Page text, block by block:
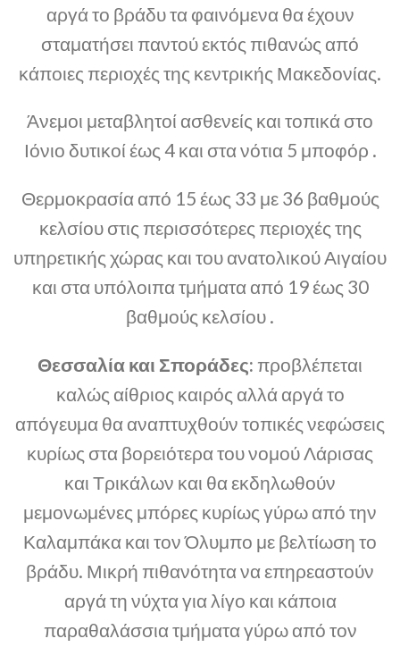
αργά το βράδυ τα φαινόμενα θα έχουν
σταματήσει παντού εκτός πιθανώς από
κάποιες περιοχές της κεντρικής Μακεδονίας.
Άνεμοι μεταβλητοί ασθενείς και τοπικά στο
Ιόνιο δυτικοί έως 4 και στα νότια 5 μποφόρ .
Θερμοκρασία από 15 έως 33 με 36 βαθμούς
κελσίου στις περισσότερες περιοχές της
υπηρετικής χώρας και του ανατολικού Αιγαίου
και στα υπόλοιπα τμήματα από 19 έως 30
βαθμούς κελσίου .
Θεσσαλία και Σποράδες: προβλέπεται
καλώς αίθριος καιρός αλλά αργά το
απόγευμα θα αναπτυχθούν τοπικές νεφώσεις
κυρίως στα βορειότερα του νομού Λάρισας
και Τρικάλων και θα εκδηλωθούν
μεμονωμένες μπόρες κυρίως γύρω από την
Καλαμπάκα και τον Όλυμπο με βελτίωση το
βράδυ. Μικρή πιθανότητα να επηρεαστούν
αργά τη νύχτα για λίγο και κάποια
παραθαλάσσια τμήματα γύρω από τον